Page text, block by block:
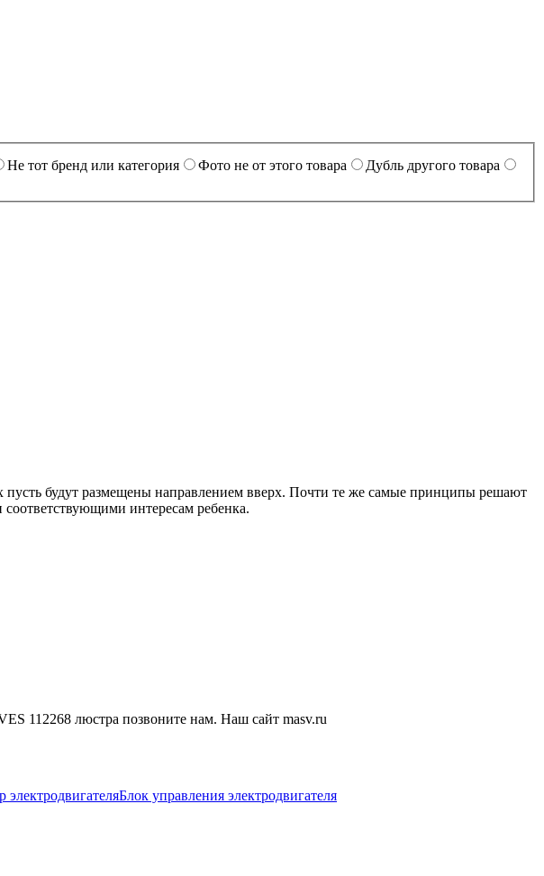
Не тот бренд или категория Фото не от этого товара
Дубль другого товара
пусть будут размещены направлением вверх. Почти те же самые принципы решают
интересам ребенка.
112268 люстра позвоните нам. Наш сайт masv.ru
электродвигателяБлок управления электродвигателя